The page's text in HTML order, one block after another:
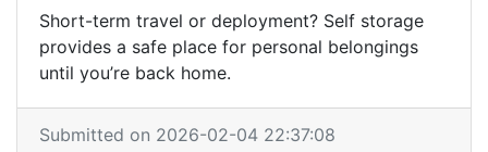
Short-term travel or deployment? Self storage
provides a safe place for personal belongings
until you’re back home.
Submitted on 2026-02-04 22:37:08